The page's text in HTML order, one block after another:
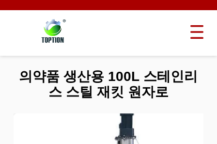
의약품 생산용 100L 스테인리
스 스틸 재킷 원자로